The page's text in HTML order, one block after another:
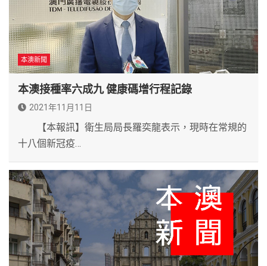
本澳新聞
本澳接種率六成九 健康碼增行程記錄
2021年11月11日
【本報訊】衛生局局長羅奕龍表示，現時在常規的
十八個新冠疫…